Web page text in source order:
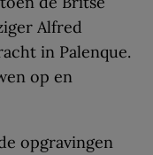
Alfred
in Palenque.
op en
opgravingen